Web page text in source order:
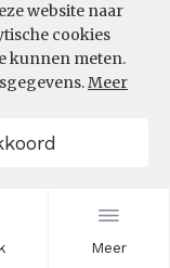
Meer
website naar
cookies
kunnen meten.
Meer
Filters